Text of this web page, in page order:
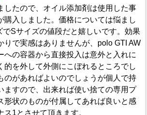
したので、オイル添加剤は使用した事
購入しました。価格については悩まし
でSサイズの値段だと嬉しいです。効果
りで実感はありませんが、polo GTI AW
への容器から直接投入は意外と入れに
的を外して外側にこぼれるところでし
のがあればよいのでしょうが個人で持
ますので、出来れば使い捨ての専用プ
形状のものが付属してあれば良いと感
ス1とさせて頂きます。